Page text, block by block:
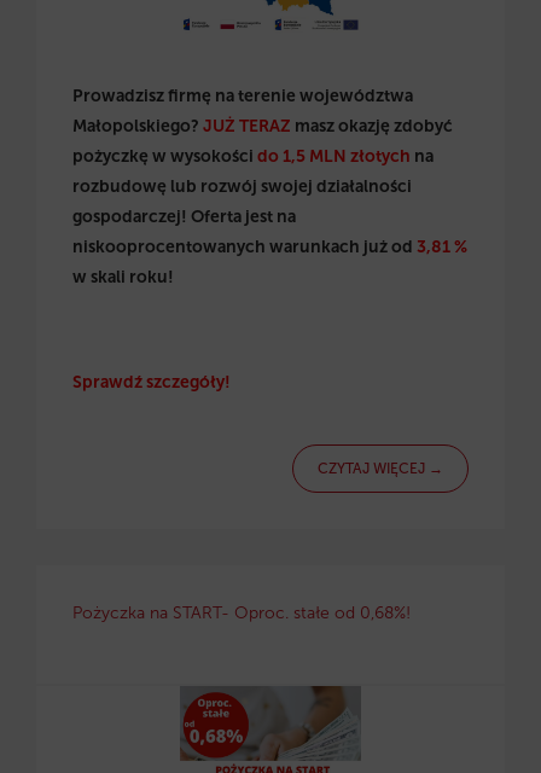
Prowadzisz firmę na terenie województwa
Małopolskiego? JUŻ TERAZ masz okazję zdobyć
pożyczkę w wysokości do 1,5 MLN złotych na
rozbudowę lub rozwój swojej działalności
gospodarczej! Oferta jest na
niskooprocentowanych warunkach już od 3,81 %
w skali roku!
Sprawdź szczegóły!
CZYTAJ WIĘCEJ →
Pożyczka na START- Oproc. stałe od 0,68%!